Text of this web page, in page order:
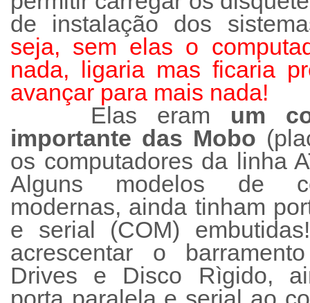
de instalação dos
seja, sem elas o
nada, ligaria mas ficaria
avançar para mais nada!
Elas eram um
importante das Mobo
os computadores da linha
Alguns modelos de
modernas, ainda tinham
e serial (COM)
acrescentar o
Drives e Disco Rìgido,